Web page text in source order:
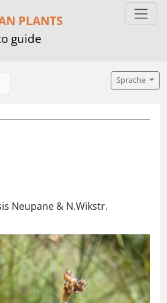
PLANTS
guide
Sprache
Neupane & N.Wikstr.